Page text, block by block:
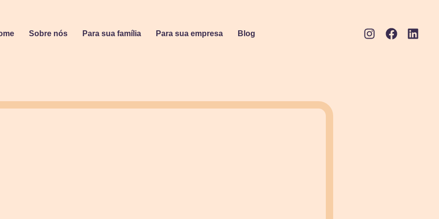
Sobre nós Para sua família Para sua empresa Blog